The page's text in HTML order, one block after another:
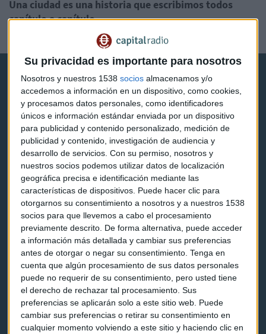
Su privacidad es importante para nosotros
Nosotros y nuestros 1538 socios almacenamos y/o
accedemos a información en un dispositivo, como cookies,
y procesamos datos personales, como identificadores
únicos e información estándar enviada por un dispositivo
para publicidad y contenido personalizado, medición de
publicidad y contenido, investigación de audiencia y
desarrollo de servicios. Con su permiso, nosotros y
nuestros socios podemos utilizar datos de localización
geográfica precisa e identificación mediante las
características de dispositivos. Puede hacer clic para
otorgarnos su consentimiento a nosotros y a nuestros 1538
socios para que llevemos a cabo el procesamiento
previamente descrito. De forma alternativa, puede acceder
a información más detallada y cambiar sus preferencias
antes de otorgar o negar su consentimiento. Tenga en
cuenta que algún procesamiento de sus datos personales
puede no requerir de su consentimiento, pero usted tiene
el derecho de rechazar tal procesamiento. Sus
preferencias se aplicarán solo a este sitio web. Puede
cambiar sus preferencias o retirar su consentimiento en
cualquier momento volviendo a este sitio y haciendo clic en
Una ciudad es una historia que escribimos todos
capítulo a capítulo
Capital Radio
Noticias
Eventos
Consultorios
Programas y podcasts
Contacto & Legal
Contacto
Cómo escucharnos